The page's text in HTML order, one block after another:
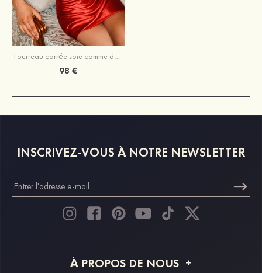
Fourreau carrée soie comme du satin courte/mini robe de fête de la rentrée
98 €
INSCRIVEZ-VOUS À NOTRE NEWSLETTER
À PROPOS DE NOUS